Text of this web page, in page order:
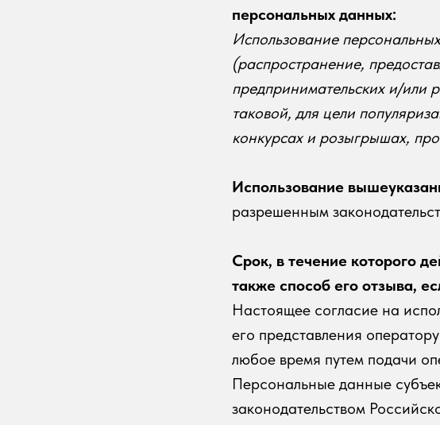
персональных данных:
Использование
(распространение,
предпринимательских и/или
таковой, для цели
конкурсах и розыгрышах,
Использование
разрешенным
Срок, в течение которого
также способ его отзыва,
Настоящее согласие на
его представления
любое время путем подачи
Персональные данные
законодательством